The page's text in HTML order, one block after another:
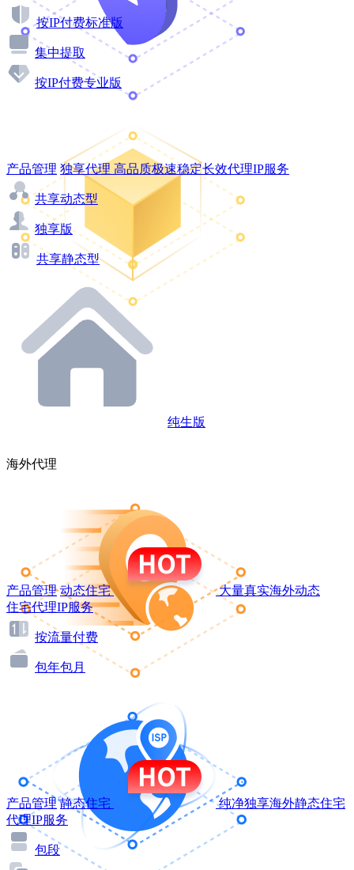
按IP付费标准版
集中提取
按IP付费专业版
产品管理 独享代理 高品质极速稳定长效代理IP服务
共享动态型
独享版
共享静态型
纯生版
海外代理
产品管理 动态住宅
大量真实海外动态
住宅代理IP服务
按流量付费
包年包月
产品管理 静态住宅
纯净独享海外静态住宅
代理IP服务
包段